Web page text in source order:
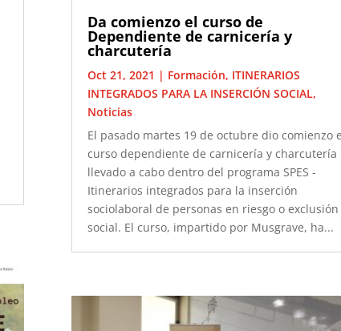
Da comienzo el curso de
Dependiente de carnicería y
charcutería
Oct 21, 2021 | Formación, ITINERARIOS
INTEGRADOS PARA LA INSERCIÓN SOCIAL,
Noticias
El pasado martes 19 de octubre dio comienzo
curso dependiente de carnicería y charcutería
llevado a cabo dentro del programa SPES -
Itinerarios integrados para la inserción
sociolaboral de personas en riesgo o exclusión
social. El curso, impartido por Musgrave, ha...